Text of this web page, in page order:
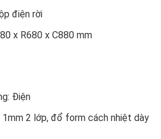
điện rời
x R680 x C880 mm
Điện
2 lớp, đổ form cách nhiệt dày